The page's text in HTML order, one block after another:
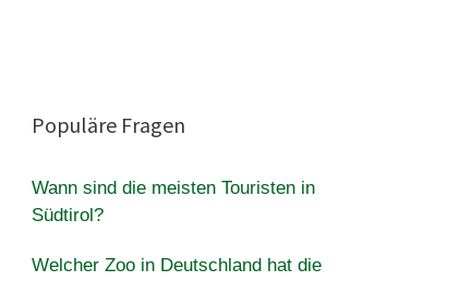
Populäre Fragen
Wann sind die meisten Touristen in
Südtirol?
Welcher Zoo in Deutschland hat die